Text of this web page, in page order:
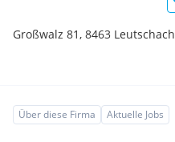
Großwalz 81, 8463 Leutschach
Über diese Firma Aktuelle Jobs